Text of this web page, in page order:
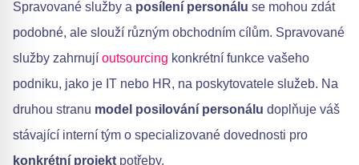
Spravované služby a posílení personálu se mohou zdát
podobné, ale slouží různým obchodním cílům. Spravované
služby zahrnují outsourcing konkrétní funkce vašeho
podniku, jako je IT nebo HR, na poskytovatele služeb. Na
druhou stranu model posilování personálu doplňuje váš
stávající interní tým o specializované dovednosti pro
konkrétní projekt potřeby.